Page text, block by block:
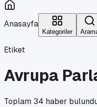
Anasayfa
Kategoriler
Etiket
Avrupa
Toplam 34 haber